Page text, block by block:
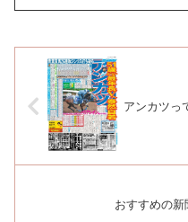
アンカツっ
おすすめの